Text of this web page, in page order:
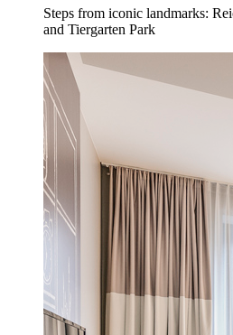
Steps from iconic landmarks:
and Tiergarten Park